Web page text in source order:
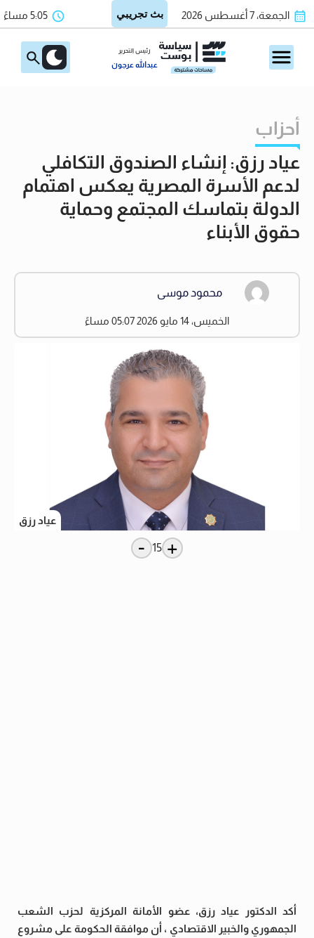
الجمعة، 7 أغسطس 2026 5:05 مساءً
رئيس التحرير
عبدالله عرجون
أحزاب
عياد رزق: إنشاء الصندوق التكافلي
لدعم الأسرة المصرية يعكس اهتمام
الدولة بتماسك المجتمع وحماية
حقوق الأبناء
محمود موسى
الخميس، 14 مايو 2026 05:07 مساءً
عياد رزق
+
15
-
أكد الدكتور عياد رزق، عضو الأمانة المركزية لحزب الشعب
الجمهوري والخبير الاقتصادي ، أن موافقة الحكومة على مشروع